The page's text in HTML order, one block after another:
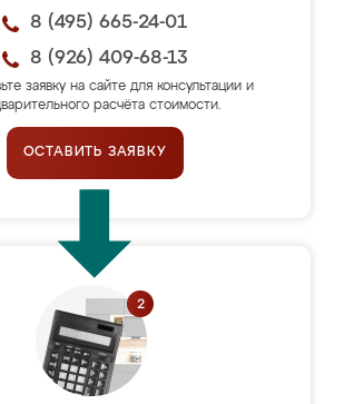
8 (495) 665-24-01
8 (926) 409-68-13
заявку на сайте для консультации и
расчёта стоимости.
ОСТАВИТЬ ЗАЯВКУ